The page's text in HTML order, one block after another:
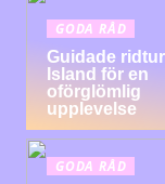
GODA RÅD
Guidade
Island för en
oförglömlig
upplevelse
GODA RÅD